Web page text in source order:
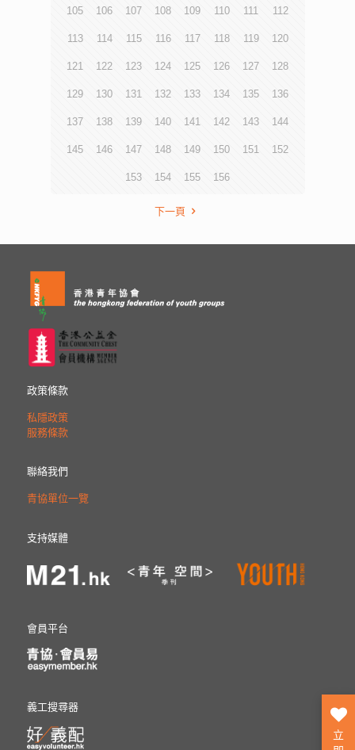
105 106 107 108 109 110 111 112
113 114 115 116 117 118 119 120
121 122 123 124 125 126 127 128
129 130 131 132 133 134 135 136
137 138 139 140 141 142 143 144
145 146 147 148 149 150 151 152
153 154 155 156
下一頁
政策條款
私隱政策
服務條款
聯絡我們
青協單位一覽
支持媒體
會員平台
義工搜尋器
立